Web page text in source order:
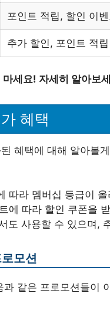
포인트 적립, 할인 이벤
추가 할인, 포인트 적립
세요! 자세히 알아보
혜택
혜택에 대해 알아볼
따라 멤버십 등급이
에 따라 할인 쿠폰을
도 사용할 수 있으며,
모션
같은 프로모션들이